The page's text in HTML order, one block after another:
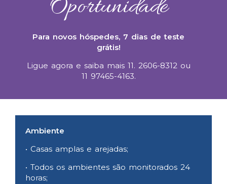
Oportunidade
Para novos hóspedes, 7 dias de teste
grátis!
Ligue agora e saiba mais 11. 2606-8312 ou
11 97465-4163.
Ambiente
• Casas amplas e arejadas;
• Todos os ambientes são monitorados 24
horas;